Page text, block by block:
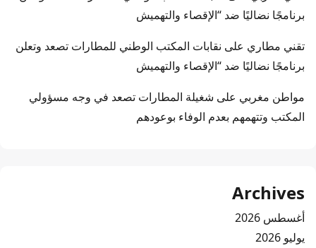
برنامجًا نضاليًا ضد “الإقصاء والتهميش
تقني مطاري على نقابات المكتب الوطني للمطارات تصعد وتعلن
برنامجًا نضاليًا ضد “الإقصاء والتهميش
مواطن مغربي على شغيلة المطارات تصعد في وجه مسؤولي
المكتب وتتهمهم بعدم الوفاء بوعودهم
Archives
أغسطس 2026
يوليو 2026